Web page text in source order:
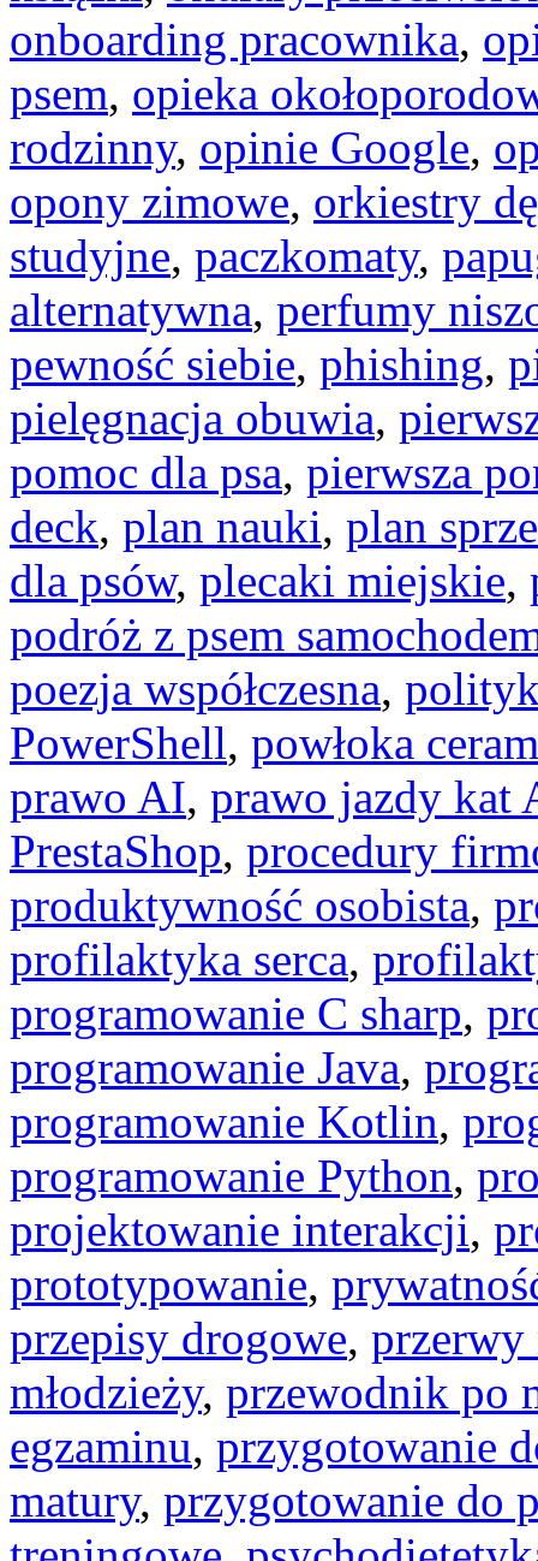
onboarding pracownika,
psem, opieka
rodzinny, opinie Google,
opony zimowe, orkiestry
studyjne, paczkomaty,
alternatywna, perfumy
pewność siebie, phishing,
pielęgnacja obuwia,
pomoc dla psa, pierwsza
deck, plan nauki, plan
dla psów, plecaki miejskie,
podróż z psem
poezja współczesna,
PowerShell, powłoka
prawo AI, prawo jazdy kat
PrestaShop, procedury
produktywność osobista,
profilaktyka serca,
programowanie C sharp,
programowanie Java,
programowanie Kotlin,
programowanie Python,
projektowanie interakcji,
prototypowanie,
przepisy drogowe, przerwy
młodzieży, przewodnik po
egzaminu, przygotowanie
matury, przygotowanie do